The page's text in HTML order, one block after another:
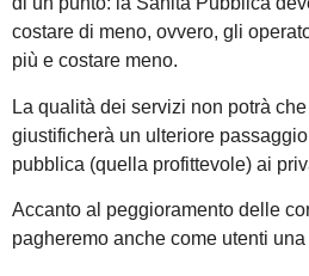
costare di meno, ovvero, gli
più e costare meno.
La qualità dei servizi non potrà
giustificherà un ulteriore
pubblica (quella profittevole) ai
Accanto al peggioramento delle
pagheremo anche come utenti